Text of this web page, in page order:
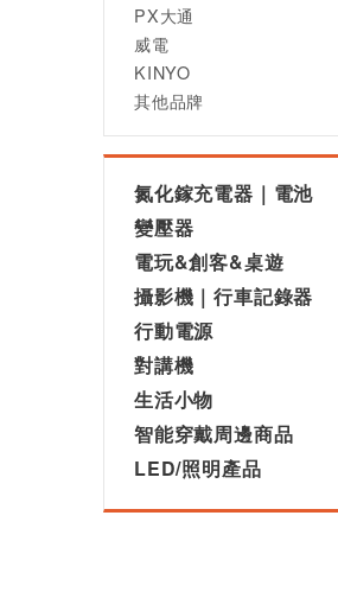
PX大通
威電
KINYO
其他品牌
氮化鎵充電器｜電池
變壓器
電玩&創客&桌遊
攝影機｜行車記錄器
行動電源
對講機
生活小物
智能穿戴周邊商品
LED/照明產品